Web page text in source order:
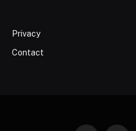
Privacy
Contact